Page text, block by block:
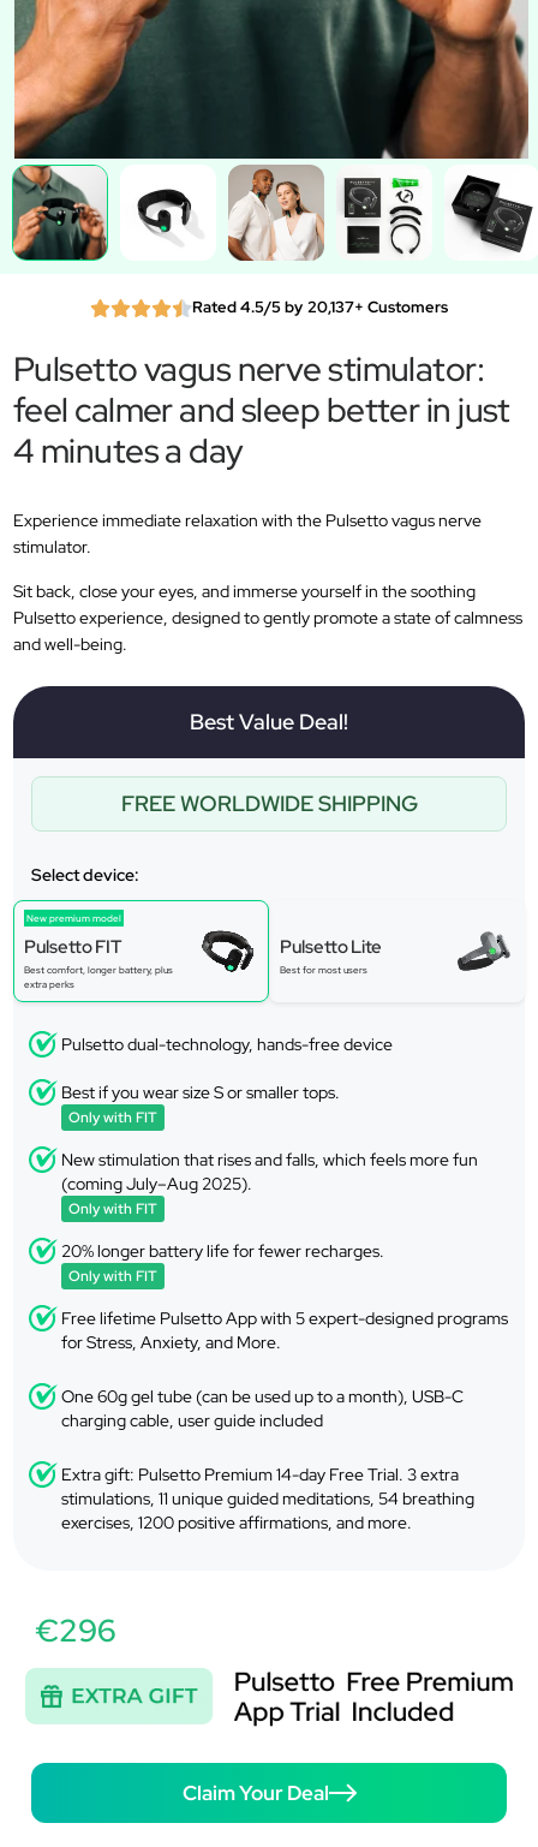
Rated 4.5/5 by 20,137+ Customers
Pulsetto vagus nerve stimulator:
feel calmer and sleep better in just
4 minutes a day
Experience immediate relaxation with the Pulsetto vagus nerve
stimulator.
Sit back, close your eyes, and immerse yourself in the soothing
Pulsetto experience, designed to gently promote a state of calmness
and well-being.
Best Value Deal!
FREE WORLDWIDE SHIPPING
Select device:
New premium model
Pulsetto FIT
Best comfort, longer battery, plus
extra perks
Pulsetto Lite
Best for most users
Pulsetto dual-technology, hands-free device
Best if you wear size S or smaller tops.
Only with FIT
New stimulation that rises and falls, which feels more fun
(coming July–Aug 2025).
Only with FIT
20% longer battery life for fewer recharges.
Only with FIT
Free lifetime Pulsetto App with 5 expert-designed programs
for Stress, Anxiety, and More.
One 60g gel tube (can be used up to a month), USB-C
charging cable, user guide included
Extra gift: Pulsetto Premium 14-day Free Trial. 3 extra
stimulations, 11 unique guided meditations, 54 breathing
exercises, 1200 positive affirmations, and more.
€296
Claim Your Deal